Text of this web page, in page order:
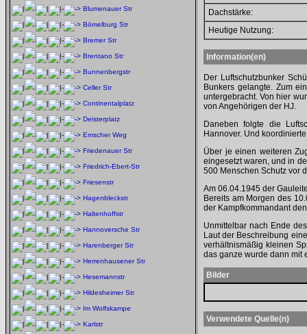
Blumenauer Str
Bömelburg Str
Bremer Str
Brentano Str
Bunnenbergstr
Celler Str
Continentalplatz
Deisterplatz
Emscher Weg
Friedenauer Str
Friedrich-Ebert-Str
Friesenstr
Hagenbleckstr
Haltenhoffstr
Hannoversche Str
Harenberger Str
Herrenhausener Str
Hesemannstr
Hildesheimer Str
Im Wolfskampe
Karlstr
Dachstärke:
Heutige Nutzung:
Information(en)
Der Luftschutzbunker
Bunkers gelangte. Zum
untergebracht. Von hier
von Angehörigen der HJ.
Daneben folgte die
Hannover. Und
Über je einen weiteren
eingesetzt waren, und in
500 Menschen Schutz vor
Am 06.04.1945 der
Bereits am Morgen des
der Kampfkommandant
Unmittelbar nach Ende
Laut der Beschreibung
verhältnismäßig kleinen
das ganze wurde dann mit
Bilder
Verwendete Quelle(n)